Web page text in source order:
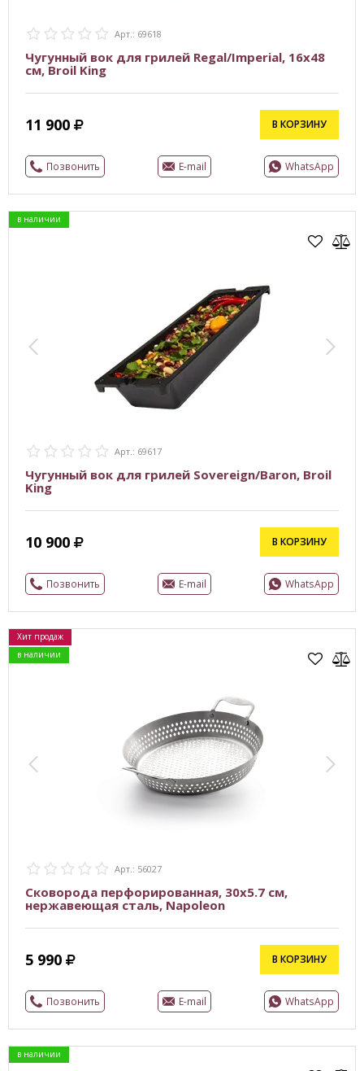
Арт.: 69618
Чугунный вок для грилей Regal/Imperial, 16х48
см, Broil King
11 900 В КОРЗИНУ
Позвонить E-mail WhatsApp
в наличии
Арт.: 69617
Чугунный вок для грилей Sovereign/Baron, Broil
King
10 900 В КОРЗИНУ
Позвонить E-mail WhatsApp
Хит продаж
в наличии
Арт.: 56027
Сковорода перфорированная, 30х5.7 см,
нержавеющая сталь, Napoleon
5 990 В КОРЗИНУ
Позвонить E-mail WhatsApp
в наличии